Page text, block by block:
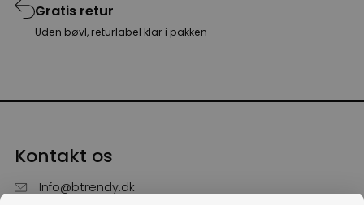
Gratis retur
Uden bøvl, returlabel klar i pakken
Kontakt os
Info@btrendy.dk